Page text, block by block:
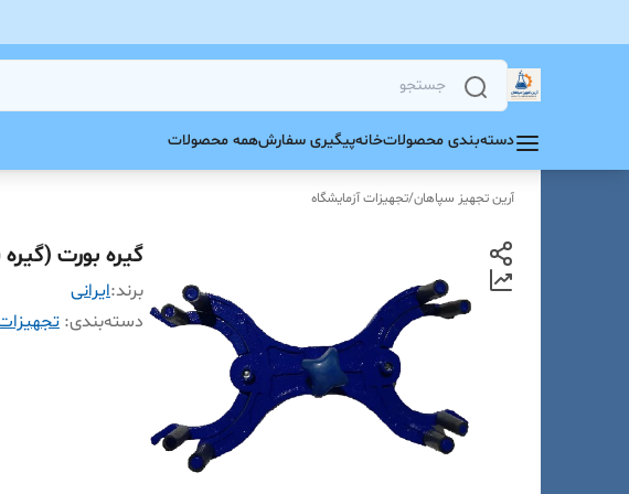
دسته‌بندی محصولاتخانهپیگیری سفارشهمه محصولات
آرین تجهیز سپاهان/تجهیزات آزمایشگاه
گیره بورت
برند:ایرانی
دسته‌بندی: